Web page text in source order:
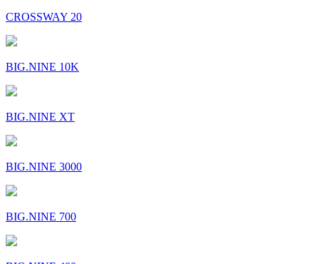
CROSSWAY 20
BIG.NINE 10K
BIG.NINE XT
BIG.NINE 3000
BIG.NINE 700